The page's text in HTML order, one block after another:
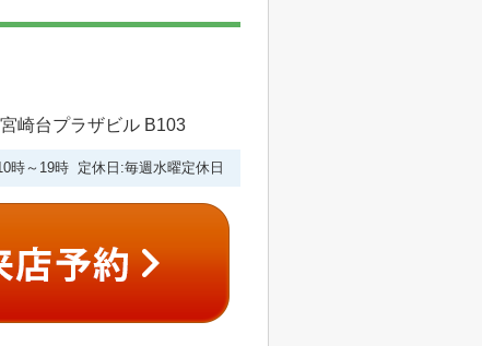
崎台プラザビル B103
時～19時 定休日:毎週水曜定休日